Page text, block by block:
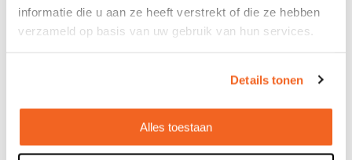
informatie die u aan ze heeft verstrekt of die ze hebben
verzameld op basis van uw gebruik van hun services.
Details tonen
Alles toestaan